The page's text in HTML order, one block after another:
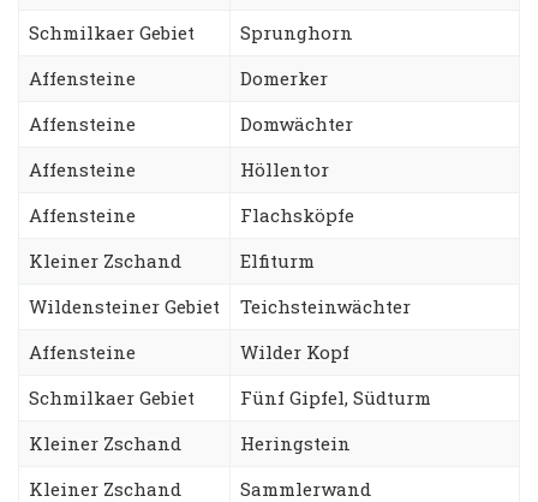
Schmilkaer Gebiet
Sprunghorn
Affensteine
Domerker
Affensteine
Domwächter
Affensteine
Höllentor
Affensteine
Flachsköpfe
Kleiner Zschand
Elfiturm
Wildensteiner Gebiet
Teichsteinwächter
Affensteine
Wilder Kopf
Schmilkaer Gebiet
Fünf Gipfel, Südturm
Kleiner Zschand
Heringstein
Kleiner Zschand
Sammlerwand